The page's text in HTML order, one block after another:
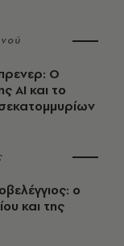
Ο
AI και το
ο
και της